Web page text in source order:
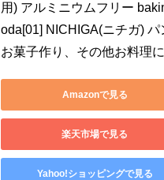
用) アルミニウムフリー
oda[01] NICHIGA(ニチガ) パ
お菓子作り、その他お料理に
Amazonで見る
楽天市場で見る
Yahoo!ショッピングで見る